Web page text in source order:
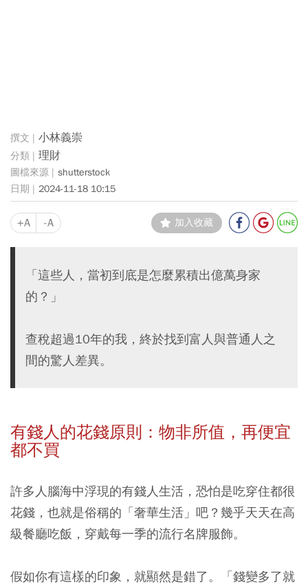
小林義崇
理財
shutterstock
2024-11-18 10:15
+A -A 加入收藏
「這些人，當初到底是怎麼累積出億萬身家
的？」
查稅超過10年的我，終於找到富人與普通人之
間的驚人差異。
有錢人的花錢原則：物非所值，再便宜
都不買
許多人腦海中浮現的有錢人生活，恐怕是吃穿住都很
花錢，也就是俗稱的「奢華生活」吧？幾乎天天在高
級餐廳吃飯，穿戴每一季的流行名牌服飾。
假如你有這樣的印象，就顯然是錯了。「錢變多了就